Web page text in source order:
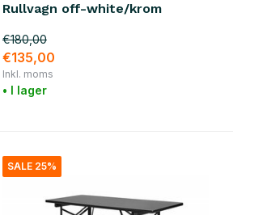
Rullvagn off-white/krom
€180,00
€135,00
Inkl. moms
• I lager
SALE 25%